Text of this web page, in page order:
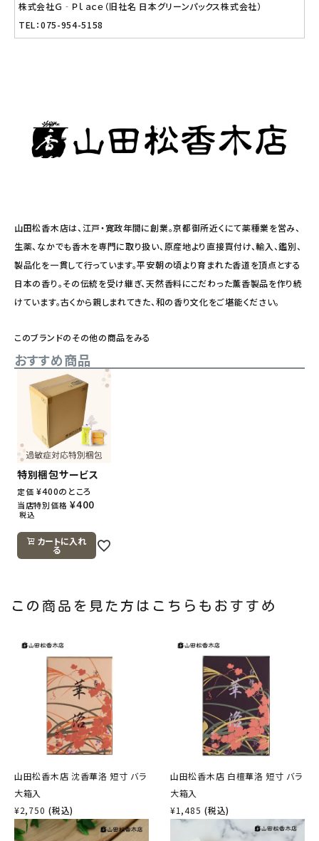
株式会社Ｇ‐Ｐｌａｃｅ（旧社名 日本グリーンパックス株式会社）
TEL：075-954-5158
山田松香木店は、江戸・寛政年間に創業。京都御所近くにて薬種業を営み、
生薬、なかでも香木を専門に取り扱い、原産地より直接買付け、輸入、鑑別、
製品化を一貫して行っています。平安朝の頃より育まれた香道を頂点とする
日本の香り。その伝統を受け継ぎ、天然香料にこだわった薫香製品を作り続
けています。古くから親しまれてきた、和の香り文化をご堪能ください。
このブランドのその他の商品をみる
おすすめ商品
特別梱包サービス
定価 ¥400のところ
当店特別価格 ¥400
税込
カートに入れ
る
この商品を見た方はこちらもおすすめ
山田松香木店 沈香華洛 短寸 バラ
大箱入
¥2,750 (税込)
山田松香木店 白檀華洛 短寸 バラ
大箱入
¥1,485 (税込)